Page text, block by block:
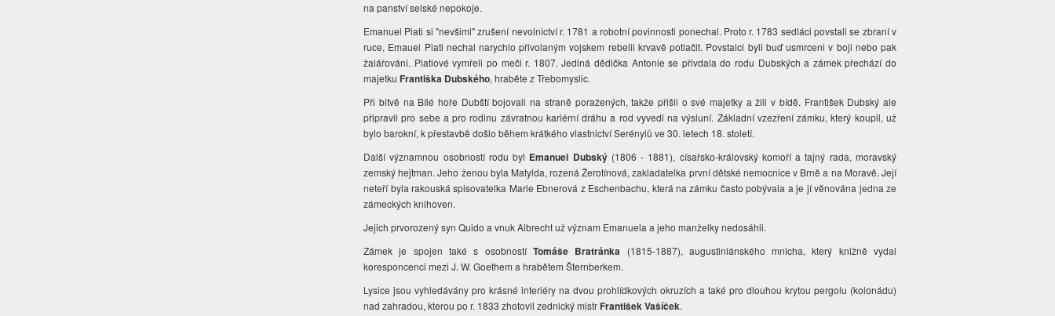
na panství selské nepokoje.
Emanuel Piati si "nevšiml" zrušení nevolnictví r. 1781 a robotní povinnosti ponechal. Proto r. 1783 sedláci povstali se zbraní v
ruce, Emauel Piati nechal narychlo přivolaným vojskem rebelii krvavě potlačit. Povstalci byli buď usmrceni v boji nebo pak
žalářováni. Piatiové vymřeli po meči r. 1807. Jediná dědička Antonie se přivdala do rodu Dubských a zámek přechází do
majetku Františka Dubského, hraběte z Třebomyslic.
Při bitvě na Bílé hoře Dubští bojovali na straně poražených, takže přišli o své majetky a žili v bídě. František Dubský ale
připravil pro sebe a pro rodinu závratnou kariérní dráhu a rod vyvedl na výsluní. Základní vzezření zámku, který koupil, už
bylo barokní, k přestavbě došlo během krátkého vlastnictví Serényiů ve 30. letech 18. století.
Další významnou osobností rodu byl Emanuel Dubský(1806 - 1881), císařsko-královský komoří a tajný rada, moravský
zemský hejtman. Jeho ženou byla Matylda, rozená Žerotínová, zakladatelka první dětské nemocnice v Brně a na Moravě. Její
neteří byla rakouská spisovatelka Marie Ebnerová z Eschenbachu, která na zámku často pobývala a je jí věnována jedna ze
zámeckých knihoven.
Jejich prvorozený syn Quido a vnuk Albrecht už význam Emanuela a jeho manželky nedosáhli.
Zámek je spojen také s osobností Tomáše Bratránka (1815-1887), augustiniánského mnicha, který knižně vydal
koresponcenci mezi J. W. Goethem a hrabětem Šternberkem.
Lysice jsou vyhledávány pro krásné interiéry na dvou prohlídkových okruzích a také pro dlouhou krytou pergolu (kolonádu)
nad zahradou, kterou po r. 1833 zhotovil zednický mistr František Vašíček.